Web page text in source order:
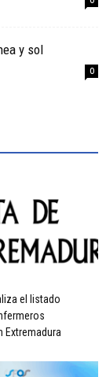
y sol
0
el listado
Extremadura